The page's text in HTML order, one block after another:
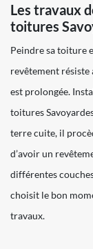
Les travaux
toitures
Peindre sa toiture
revêtement résiste
est prolongée.
toitures
terre cuite, il
d’avoir un
différentes
choisit le bon
travaux.